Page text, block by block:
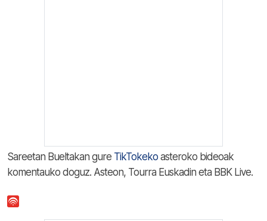
Sareetan Bueltakan gure TikTokeko asteroko bideoak
komentauko doguz. Asteon, Tourra Euskadin eta BBK Live.